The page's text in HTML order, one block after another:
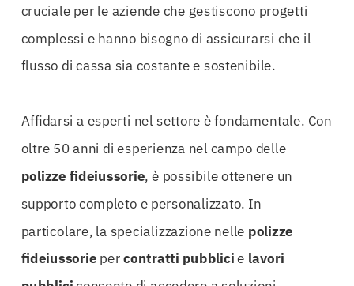
cruciale per le aziende che gestiscono progetti
complessi e hanno bisogno di assicurarsi che il
flusso di cassa sia costante e sostenibile.
Affidarsi a esperti nel settore è fondamentale. Con
oltre 50 anni di esperienza nel campo delle
polizze fideiussorie, è possibile ottenere un
supporto completo e personalizzato. In
particolare, la specializzazione nelle polizze
fideiussorie percontratti pubblicie lavori